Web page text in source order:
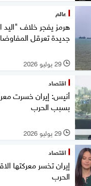
عالم
هرمز يفجر خلاف "اليد
جديدة تعرقل
l 29 يوليو 2026
اقتصاد
أنيس: إيران خسرت
بسبب الحرب
l 29 يوليو 2026
اقتصاد
إيران تخسر معركتها
الحرب